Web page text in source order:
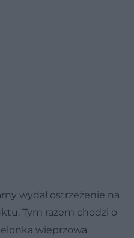
wydał ostrzeżenie na
Tym razem chodzi o
wieprzowa